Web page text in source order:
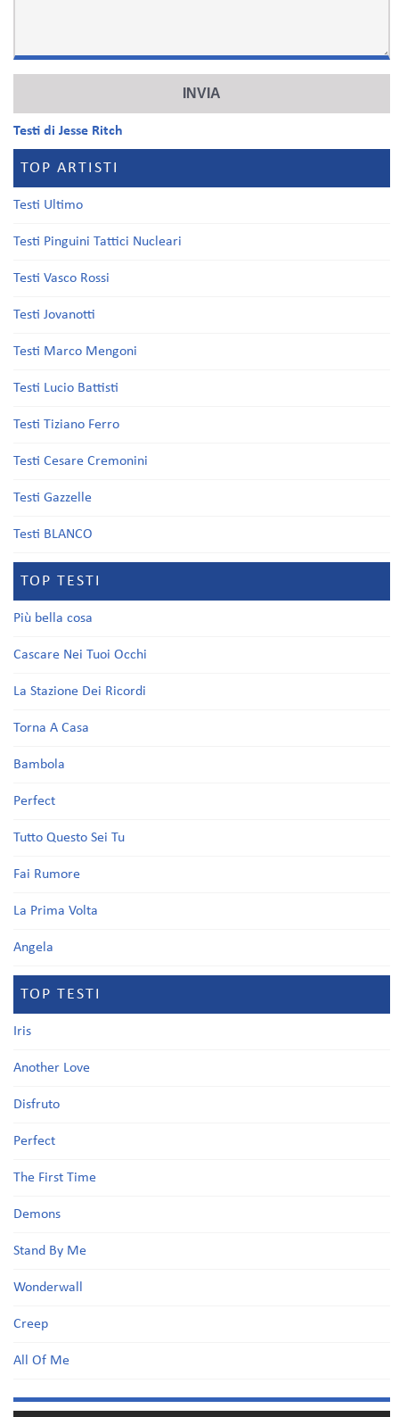
Testi di Jesse Ritch
TOP ARTISTI
Testi Ultimo
Testi Pinguini Tattici Nucleari
Testi Vasco Rossi
Testi Jovanotti
Testi Marco Mengoni
Testi Lucio Battisti
Testi Tiziano Ferro
Testi Cesare Cremonini
Testi Gazzelle
Testi BLANCO
TOP TESTI
Più bella cosa
Cascare Nei Tuoi Occhi
La Stazione Dei Ricordi
Torna A Casa
Bambola
Perfect
Tutto Questo Sei Tu
Fai Rumore
La Prima Volta
Angela
TOP TESTI
Iris
Another Love
Disfruto
Perfect
The First Time
Demons
Stand By Me
Wonderwall
Creep
All Of Me